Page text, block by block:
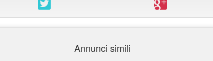
Annunci simili